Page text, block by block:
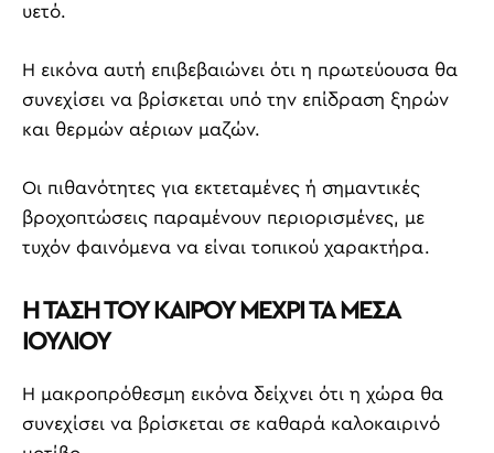
υετό.
Η εικόνα αυτή επιβεβαιώνει ότι η πρωτεύουσα θα
συνεχίσει να βρίσκεται υπό την επίδραση ξηρών
και θερμών αέριων μαζών.
Οι πιθανότητες για εκτεταμένες ή σημαντικές
βροχοπτώσεις παραμένουν περιορισμένες, με
τυχόν φαινόμενα να είναι τοπικού χαρακτήρα.
Η ΤΑΣΗ ΤΟΥ ΚΑΙΡΟΥ ΜΕΧΡΙ ΤΑ ΜΕΣΑ
ΙΟΥΛΙΟΥ
Η μακροπρόθεσμη εικόνα δείχνει ότι η χώρα θα
συνεχίσει να βρίσκεται σε καθαρά καλοκαιρινό